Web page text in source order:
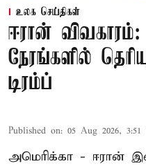
உலக செய்திகள்
ஈரான்
நேரங்களில்
டிரம்ப்
Published on: 05 Aug 2026, 3:51
அமெரிக்கா - ஈரான்